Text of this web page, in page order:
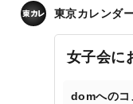
東京カレンダ
女子会に
domへのコ